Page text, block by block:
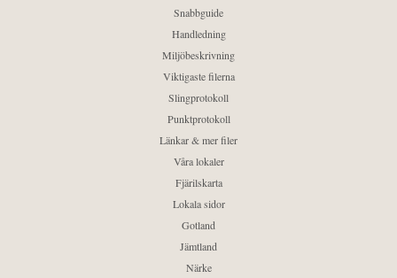
Snabbguide
Handledning
Miljöbeskrivning
Viktigaste filerna
Slingprotokoll
Punktprotokoll
Länkar & mer filer
Våra lokaler
Fjärilskarta
Lokala sidor
Gotland
Jämtland
Närke